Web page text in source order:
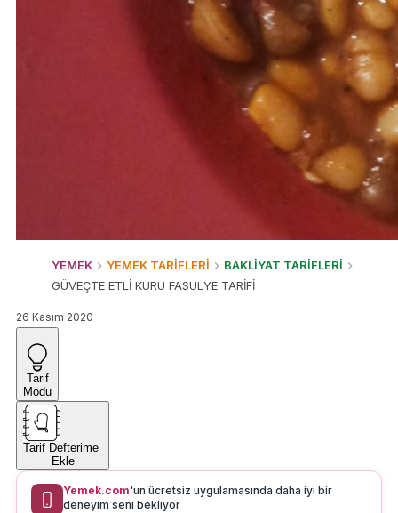
YEMEK YEMEK TARİFLERİ
BAKLİYAT TARİFLERİ
GÜVEÇTE ETLİ KURU FASULYE TARİFİ
26 Kasım 2020
Tarif
Modu
Tarif Defterime
Ekle
Yemek.com'un ücretsiz uygulamasında daha iyi bir
deneyim seni bekliyor